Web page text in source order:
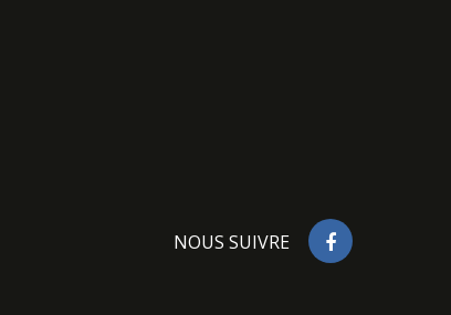
NOUS SUIVRE